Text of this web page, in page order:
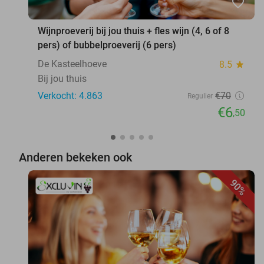
favorite_border
Wijnproeverij bij jou thuis + fles wijn (4, 6 of 8
pers) of bubbelproeverij (6 pers)
De Kasteelhoeve
8.5 star
Bij jou thuis
Verkocht: 4.863
Regulier €70
€6,50
Anderen bekeken ook
90%